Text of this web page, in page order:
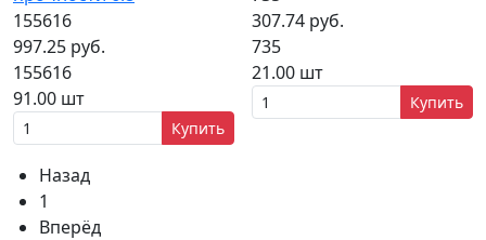
155616
997.25 руб.
155616
91.00 шт
Купить
307.74 руб.
735
21.00 шт
Купить
Назад
1
Вперёд